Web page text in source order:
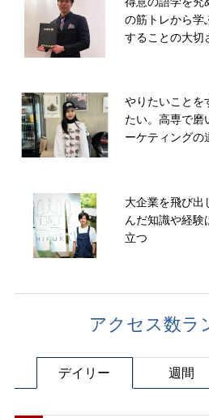
の筋トレから学
することの大切
やりたいことを
たい。高専で磨
ーケティングの
大企業を飛び出
んだ知識や経験
立つ
アクセス数ラ
デイリー 週間